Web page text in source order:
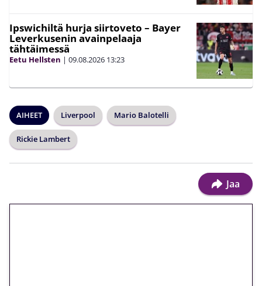
Ipswichiltä hurja siirtoveto – Bayer
Leverkusenin avainpelaaja
tähtäimessä
Eetu Hellsten | 09.08.2026 13:23
AIHEET Liverpool Mario Balotelli
Rickie Lambert
Jaa